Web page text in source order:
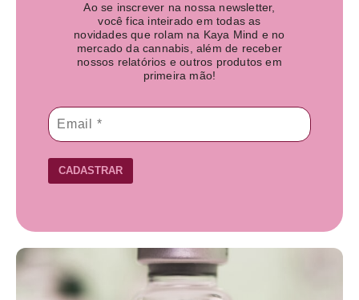
Ao se inscrever na nossa newsletter,
você fica inteirado em todas as
novidades que rolam na Kaya Mind e no
mercado da cannabis, além de receber
nossos relatórios e outros produtos em
primeira mão!
CADASTRAR